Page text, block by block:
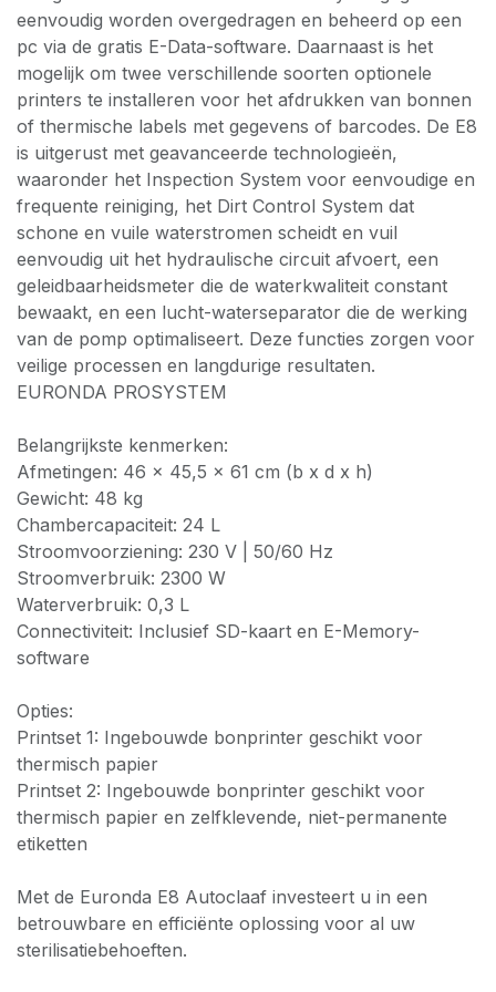
eenvoudig worden overgedragen en beheerd op een
pc via de gratis E-Data-software. Daarnaast is het
mogelijk om twee verschillende soorten optionele
printers te installeren voor het afdrukken van bonnen
of thermische labels met gegevens of barcodes. De E8
is uitgerust met geavanceerde technologieën,
waaronder het Inspection System voor eenvoudige en
frequente reiniging, het Dirt Control System dat
schone en vuile waterstromen scheidt en vuil
eenvoudig uit het hydraulische circuit afvoert, een
geleidbaarheidsmeter die de waterkwaliteit constant
bewaakt, en een lucht-waterseparator die de werking
van de pomp optimaliseert. Deze functies zorgen voor
veilige processen en langdurige resultaten.
EURONDA PROSYSTEM
Belangrijkste kenmerken:
Afmetingen: 46 x 45,5 x 61 cm (b x d x h)
Gewicht: 48 kg
Chambercapaciteit: 24 L
Stroomvoorziening: 230 V | 50/60 Hz
Stroomverbruik: 2300 W
Waterverbruik: 0,3 L
Connectiviteit: Inclusief SD-kaart en E-Memory-
software
Opties:
Printset 1: Ingebouwde bonprinter geschikt voor
thermisch papier
Printset 2: Ingebouwde bonprinter geschikt voor
thermisch papier en zelfklevende, niet-permanente
etiketten
Met de Euronda E8 Autoclaaf investeert u in een
betrouwbare en efficiënte oplossing voor al uw
sterilisatiebehoeften.